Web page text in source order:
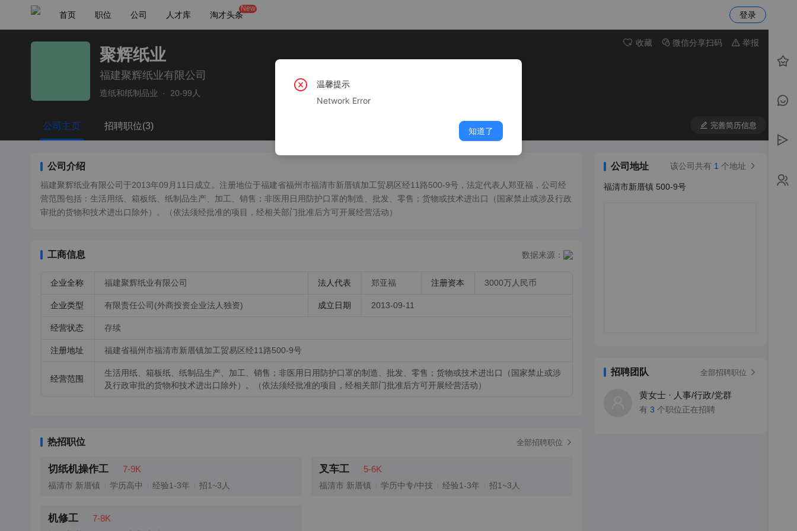
首页 职位 公司 人才库 淘才头条
New
登录
聚辉纸业
福建聚辉纸业有限公司
造纸和纸制品业 · 20-99人
收藏 微信分享扫码 举报
公司主页 招聘职位(3) 完善简历信息
公司介绍
福建聚辉纸业有限公司于2013年09月11日成立。注册地位于福建省福州市福清市新厝镇加工贸易区经11路500-9号，法定代表人郑亚福，公司经
营范围包括：生活用纸、箱板纸、纸制品生产、加工、销售；非医用日用防护口罩的制造、批发、零售；货物或技术进出口（国家禁止或涉及行政
审批的货物和技术进出口除外）。（依法须经批准的项目，经相关部门批准后方可开展经营活动）
工商信息 数据来源：
企业全称 福建聚辉纸业有限公司 法人代表 郑亚福 注册资本 3000万人民币
企业类型 有限责任公司(外商投资企业法人独资) 成立日期 2013-09-11
经营状态 存续
注册地址 福建省福州市福清市新厝镇加工贸易区经11路500-9号
经营范围
生活用纸、箱板纸、纸制品生产、加工、销售；非医用日用防护口罩的制造、批发、零售；货物或技术进出口（国家禁止或涉
及行政审批的货物和技术进出口除外）。（依法须经批准的项目，经相关部门批准后方可开展经营活动）
热招职位 全部招聘职位
切纸机操作工 7-9K
福清市 新厝镇 学历高中 经验1-3年 招1~3人
叉车工 5-6K
福清市 新厝镇 学历中专/中技 经验1-3年 招1~3人
机修工 7-8K
公司地址 该公司共有 1 个地址
福清市新厝镇 500-9号
招聘团队 全部招聘职位
黄女士 · 人事/行政/党群
有 3 个职位正在招聘
温馨提示
Network Error
知道了